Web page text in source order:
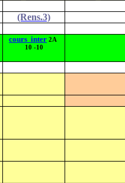
(Rens.3)
cours inter 2A
10 -10